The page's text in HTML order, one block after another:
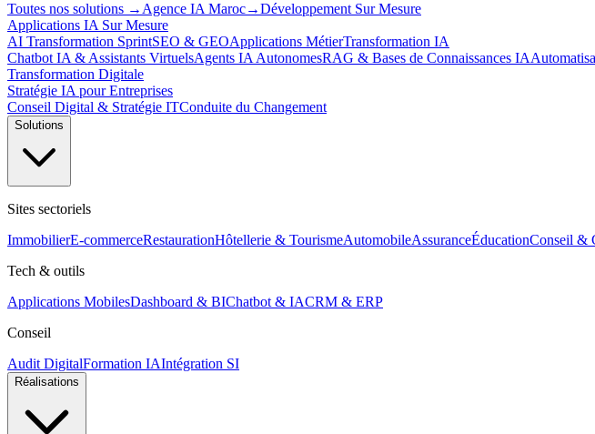
Toutes nos solutions → Agence IA Maroc→Développement Sur Mesure
Applications IA Sur Mesure
AI Transformation SprintSEO & GEOApplications MétierTransformation IA
Chatbot IA & Assistants VirtuelsAgents IA AutonomesRAG & Bases de Connaissances IA
Transformation Digitale
Stratégie IA pour Entreprises
Conseil Digital & Stratégie ITConduite du Changement
Solutions
Sites sectoriels
ImmobilierE-commerceRestaurationHôtellerie & TourismeAutomobileAssuranceÉducationConseil &
Tech & outils
Applications MobilesDashboard & BIChatbot & IACRM & ERP
Conseil
Audit DigitalFormation IAIntégration SI
Réalisations